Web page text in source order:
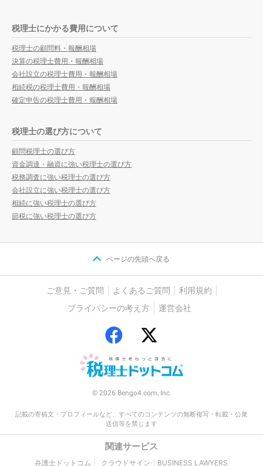
税理士にかかる費用について
税理士の顧問料・報酬相場
決算の税理士費用・報酬相場
会社設立の税理士費用・報酬相場
相続税の税理士費用・報酬相場
確定申告の税理士費用・報酬相場
税理士の選び方について
顧問税理士の選び方
資金調達・融資に強い税理士の選び方
税務調査に強い税理士の選び方
会社設立に強い税理士の選び方
相続に強い税理士の選び方
節税に強い税理士の選び方
ページの先頭へ戻る
ご意見・ご質問 よくあるご質問
利用規約
プライバシーの考え方
運営会社
© 2026 Bengo4.com, Inc.
記載の寄稿文・プロフィールなど、すべてのコンテンツの無断複写・転載・公衆
送信等を禁じます
関連サービス
弁護士ドットコム クラウドサイン BUSINESS LAWYERS